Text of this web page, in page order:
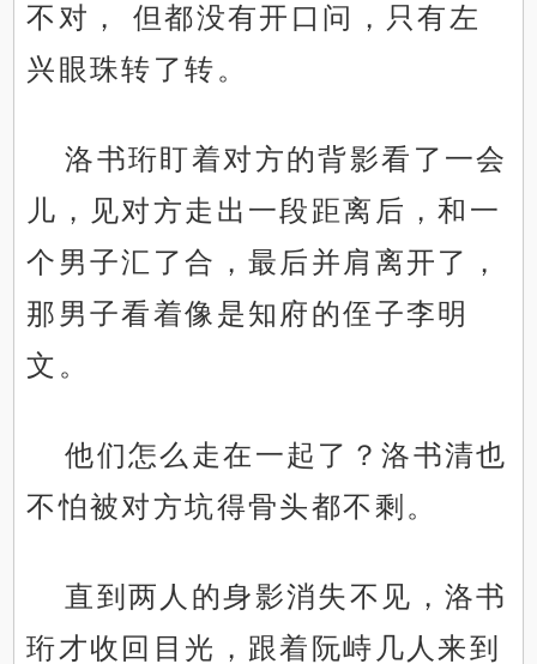
不对， 但都没有开口问，只有左
兴眼珠转了转。
洛书珩盯着对方的背影看了一会
儿，见对方走出一段距离后，和一
个男子汇了合，最后并肩离开了，
那男子看着像是知府的侄子李明
文。
他们怎么走在一起了？洛书清也
不怕被对方坑得骨头都不剩。
直到两人的身影消失不见，洛书
珩才收回目光，跟着阮峙几人来到